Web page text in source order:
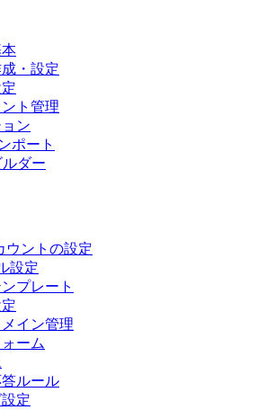
・設定
ト管理
ン
ポート
ダー
ウントの設定
設定
プレート
イン管理
ーム
ルール
定